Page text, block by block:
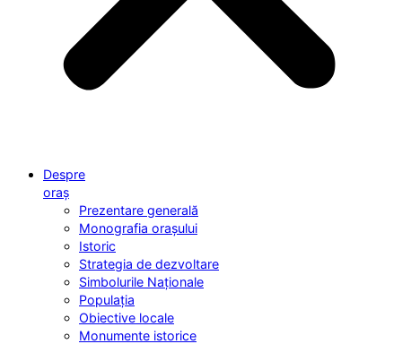
Despre
oraș
Prezentare generală
Monografia orașului
Istoric
Strategia de dezvoltare
Simbolurile Naționale
Populația
Obiective locale
Monumente istorice